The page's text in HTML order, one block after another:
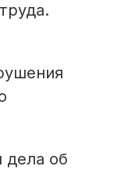
дела об